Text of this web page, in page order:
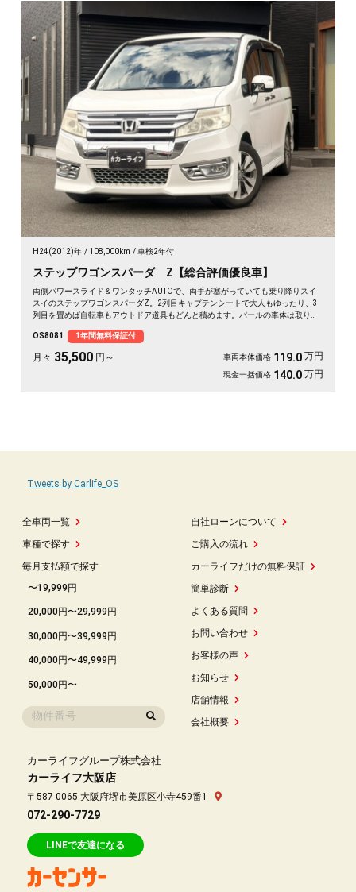
H24(2012)年 108,000km 車検2年付
ステップワゴンスパーダ Z【総合評価優良車】
両側パワースライド＆ワンタッチAUTOで、両手が塞がっていても乗り降りスイ
スイのステップワゴンスパーダZ。2列目キャプテンシートで大人もゆったり、3
列目を畳めば自転車もアウトドア道具もどんと積めます。パールの車体は取り回
しっかり残せて安心。天井のフリップダウンモニターで長距離も退屈知らず。毎
日の相棒にぴったりの一台です🚗✨💺🙌😊《1年保証付》
OS8081 1年間無料保証付
月々 35,500 円～ 車両本体価格 119.0 万円
現金一括価格 140.0 万円
全車両一覧
車種で探す
毎月支払額で探す
〜19,999円
20,000円〜29,999円
30,000円〜39,999円
40,000円〜49,999円
50,000円〜
自社ローンについて
ご購入の流れ
カーライフだけの無料保証
簡単診断
よくある質問
お問い合わせ
お客様の声
お知らせ
店舗情報
会社概要
Tweets by Carlife_OS
カーライフグループ株式会社
カーライフ大阪店
〒587-0065 大阪府堺市美原区小寺459番1
072-290-7729
LINEで友達になる